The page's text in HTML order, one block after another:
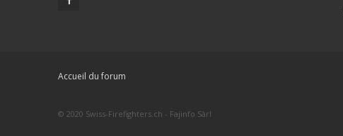
Accueil du forum
© 2020 Swiss-Firefighters.ch - Fajinfo Sàrl